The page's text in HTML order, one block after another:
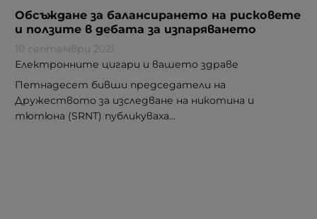
Обсъждане за балансирането на рисковете
и ползите в дебата за изпаряването
10 септември 2021
Електронните цигари и вашето здраве
Петнадесет бивши председатели на
Дружеството за изследване на никотина и
тютюна (SRNT) публикуваха...